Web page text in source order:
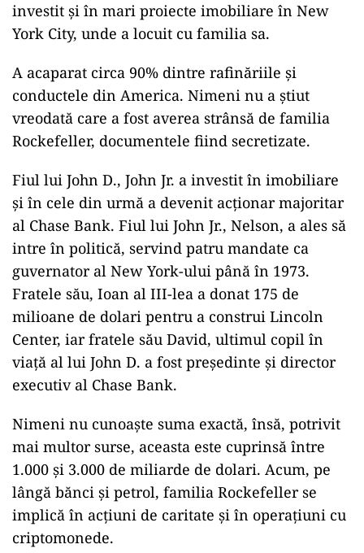
investit și în mari proiecte imobiliare în New
York City, unde a locuit cu familia sa.
A acaparat circa 90% dintre rafinăriile şi
conductele din America. Nimeni nu a știut
vreodată care a fost averea strânsă de familia
Rockefeller, documentele fiind secretizate.
Fiul lui John D., John Jr. a investit în imobiliare
și în cele din urmă a devenit acționar majoritar
al Chase Bank. Fiul lui John Jr., Nelson, a ales să
intre în politică, servind patru mandate ca
guvernator al New York-ului până în 1973.
Fratele său, Ioan al III-lea a donat 175 de
milioane de dolari pentru a construi Lincoln
Center, iar fratele său David, ultimul copil în
viață al lui John D. a fost președinte și director
executiv al Chase Bank.
Nimeni nu cunoaște suma exactă, însă, potrivit
mai multor surse, aceasta este cuprinsă între
1.000 și 3.000 de miliarde de dolari. Acum, pe
lângă bănci și petrol, familia Rockefeller se
implică în acțiuni de caritate și în operațiuni cu
criptomonede.